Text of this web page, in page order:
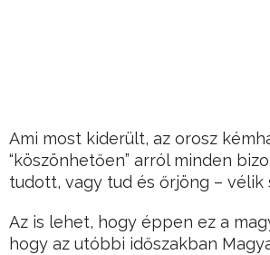
Ami most kiderült, az orosz
“köszönhetően” arról minden
tudott, vagy tud és őrjöng – vélik
Az is lehet, hogy éppen ez a
hogy az utóbbi időszakban